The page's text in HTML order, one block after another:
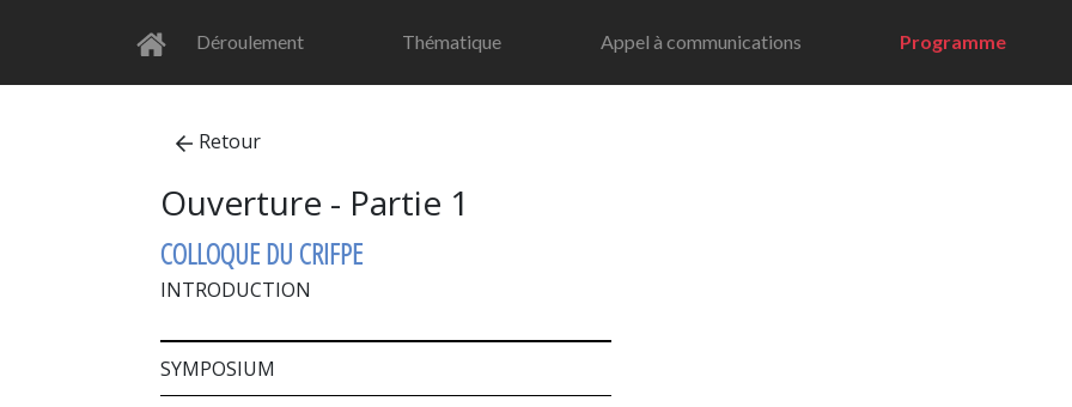
Déroulement Thématique Appel à communications Programme
Retour
Ouverture - Partie 1
COLLOQUE DU CRIFPE
INTRODUCTION
SYMPOSIUM